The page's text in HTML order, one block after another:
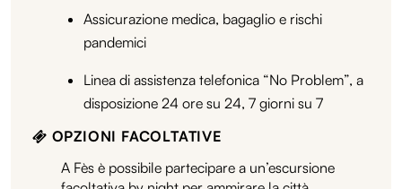
Assicurazione medica, bagaglio e rischi
pandemici
Linea di assistenza telefonica “No Problem”, a
disposizione 24 ore su 24, 7 giorni su 7
OPZIONI FACOLTATIVE
A Fès è possibile partecipare a un’escursione